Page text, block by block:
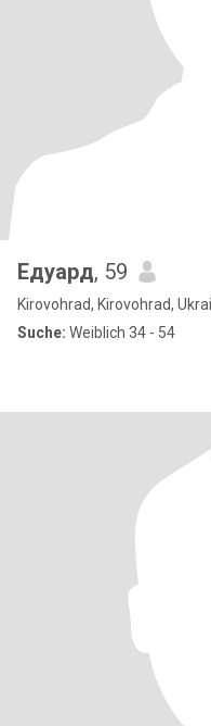
Едуард, 59
Kirovohrad, Kirovohrad,
Suche: Weiblich 34 - 54